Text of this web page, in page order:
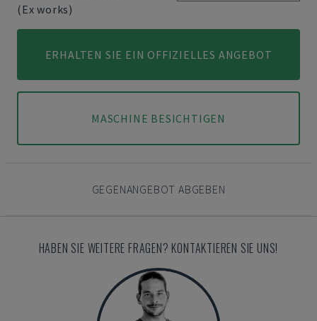
(Ex works)
ERHALTEN SIE EIN OFFIZIELLES ANGEBOT
MASCHINE BESICHTIGEN
GEGENANGEBOT ABGEBEN
HABEN SIE WEITERE FRAGEN? KONTAKTIEREN SIE UNS!